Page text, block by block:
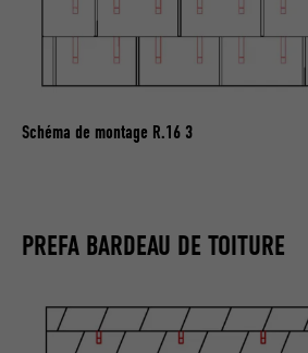
Schéma de montage R.16 3
PREFA BARDEAU DE TOITURE